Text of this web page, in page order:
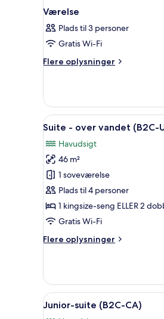
Værelse
Plads til 3 personer
Gratis Wi-Fi
Flere oplysninger
Flere
Indlæs
alle
billeder
af
Suite
-
over
vandet
US)
5
Suite - over vandet (B2C-
Havudsigt
46 m²
1 soveværelse
Plads til 4 personer
1 kingsize-seng ELLER 2
Gratis Wi-Fi
Flere oplysninger
Flere
-
over
vandet
Indlæs
alle
6
Junior-suite (B2C-CA)